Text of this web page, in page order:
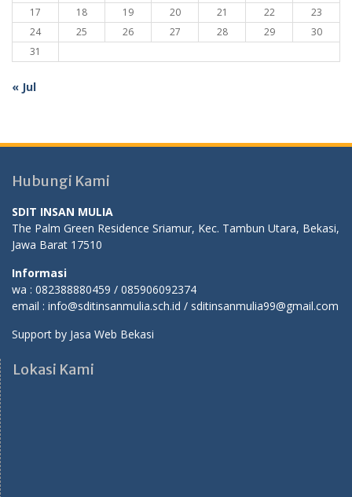
17
18 19 20 21 22
23
24
25 26 27 28 29
30
31
« Jul
Hubungi Kami
SDIT INSAN MULIA
The Palm Green Residence Sriamur, Kec. Tambun Utara, Bekasi,
Jawa Barat 17510
Informasi
wa : 082388880459 / 085906092374
email : info@sditinsanmulia.sch.id / sditinsanmulia99@gmail.com
Support by Jasa Web Bekasi
Lokasi Kami